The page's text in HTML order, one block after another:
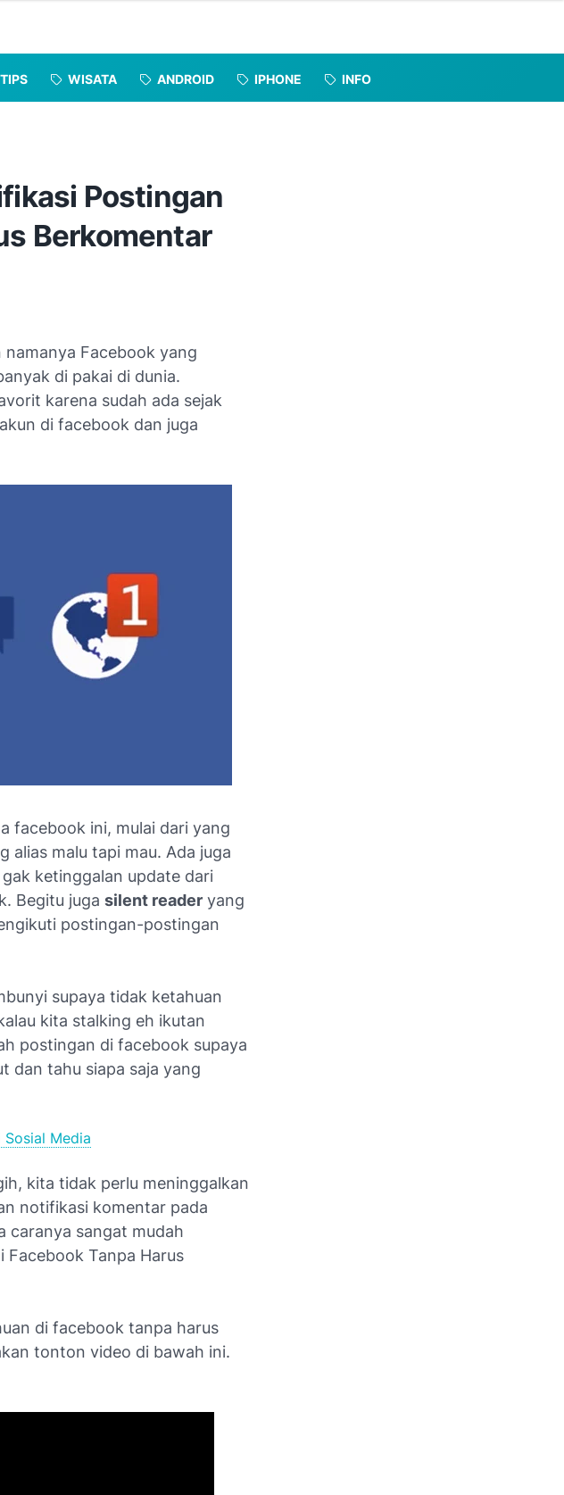
TIPS WISATA ANDROID IPHONE INFO
Postingan
Berkomentar
Facebook yang
di pakai di dunia.
karena sudah ada sejak
di facebook dan juga
facebook ini, mulai dari yang
alias malu tapi mau. Ada juga
gak ketinggalan update dari
Begitu juga silent reader yang
postingan-postingan
supaya tidak ketahuan
kita stalking eh ikutan
postingan di facebook supaya
dan tahu siapa saja yang
Media
kita tidak perlu meninggalkan
notifikasi komentar pada
caranya sangat mudah
Tanpa Harus
di facebook tanpa harus
tonton video di bawah ini.